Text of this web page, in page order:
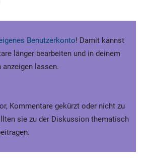
Benutzerkonto! Damit kannst
länger bearbeiten und in deinem
lassen.
Kommentare gekürzt oder nicht zu
sie zu der Diskussion thematisch